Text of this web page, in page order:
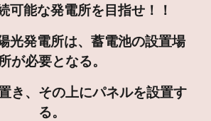
可能な発電所を目指せ！！
光発電所は、蓄電池の設置場
が必要となる。
き、その上にパネルを設置す
る。